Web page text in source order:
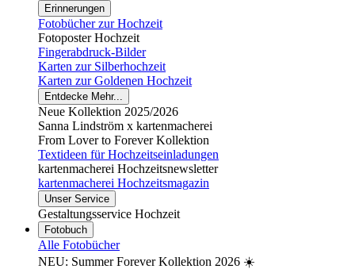
Erinnerungen
Fotobücher zur Hochzeit
Fotoposter Hochzeit
Fingerabdruck-Bilder
Karten zur Silberhochzeit
Karten zur Goldenen Hochzeit
Entdecke Mehr...
Neue Kollektion 2025/2026
Sanna Lindström x kartenmacherei
From Lover to Forever Kollektion
Textideen für Hochzeitseinladungen
kartenmacherei Hochzeitsnewsletter
kartenmacherei Hochzeitsmagazin
Unser Service
Gestaltungsservice Hochzeit
Fotobuch
Alle Fotobücher
NEU: Summer Forever Kollektion 2026 ☀️